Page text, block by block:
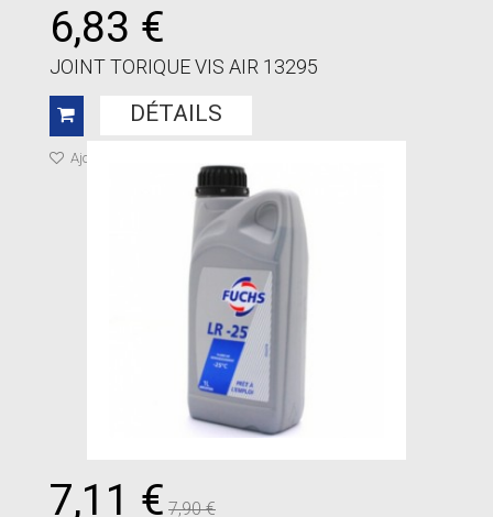
6,83 €
JOINT TORIQUE VIS AIR 13295
DÉTAILS
Ajouter à ma liste de cadeaux
7,11 € 7,90 €